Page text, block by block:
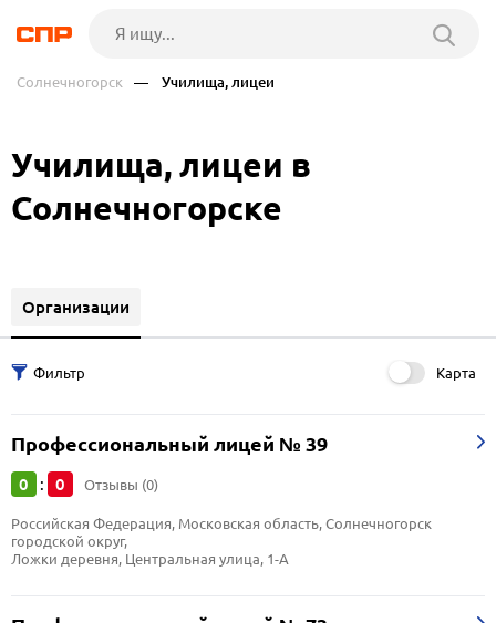
Солнечногорск — Училища, лицеи
Училища, лицеи в
Солнечногорске
Организации
Карта
Профессиональный лицей № 39
0 : 0 Отзывы (0)
Российская Федерация, Московская область, Солнечногорск
городской округ,
Ложки деревня, Центральная улица, 1-А